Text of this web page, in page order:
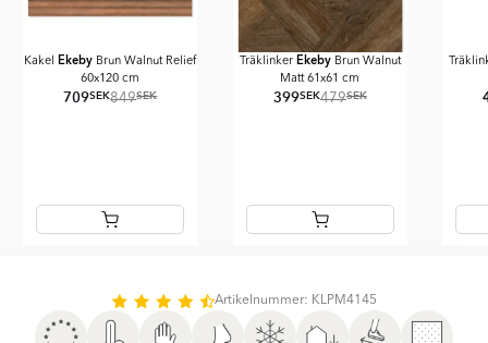
Kakel Ekeby Brun Walnut Relief
60x120 cm
709SEK849SEK
Träklinker EkebyBrun Walnut
Matt 61x61 cm
399SEK479SEK
Artikelnummer: KLPM4145